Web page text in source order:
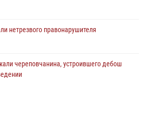
нетрезвого правонарушителя
череповчанина, устроившего дебош